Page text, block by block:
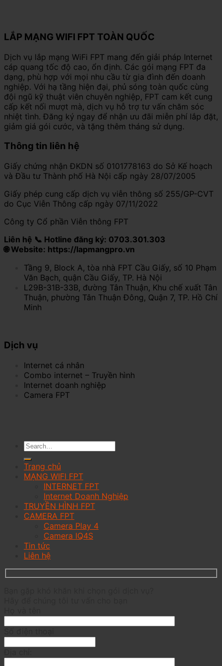
LẮP MẠNG WIFI FPT TOÀN QUỐC
Dịch vụ lắp mạng WiFi FPT mang đến giải pháp Internet
cáp quang tốc độ cao, ổn định. Các gói mạng FPT đa
dạng, phù hợp với mọi nhu cầu từ gia đình đến doanh
nghiệp. Với hạ tầng hiện đại, phủ sóng toàn quốc cùng
đội ngũ kỹ thuật viên chuyên nghiệp, FPT cam kết cung
cấp kết nối mượt mà, dịch vụ hỗ trợ tư vấn chăm sóc
nhiệt tình. Đăng ký ngay để nhận ưu đãi miễn phí lắp đặt,
giảm giá gói cước, và tặng thêm tháng sử dụng.
Thông tin liên hệ
Giấy chứng nhận ĐKDN số 0101778163 do Sở Kế hoạch
và Đầu tư Thành phố Hà Nội cấp ngày 28/07/2005
Giấy phép cung cấp dịch vụ viễn thông số 255/GP-CVT
do Cục Viễn Thông cấp ngày 07/11/2022
Công ty Cổ phần Viễn thông FPT
Liên hệ 📞 Hotline đăng ký: 0703.301.303
🌐 Website: https://lapmangpro.vn
Tầng 9, Block A, tòa nhà FPT Cầu Giấy, số 10 Phạm
Văn Bạch, quận Cầu Giấy, TP. Hà Nội
L29B-31B-33B, đường Tân Thuận, Khu chế xuất Tân
Thuận, phường Tân Thuận Đông, Quận 7, TP. Hồ Chí
Minh
Dịch vụ
Internet cá nhân
Combo internet – Truyền hình
Internet doanh nghiệp
Camera FPT
Trang chủ
MẠNG WIFI FPT
INTERNET FPT
Internet Doanh Nghiệp
TRUYỀN HÌNH FPT
CAMERA FPT
Camera Play 4
Camera IQ4S
Tin tức
Liên hệ